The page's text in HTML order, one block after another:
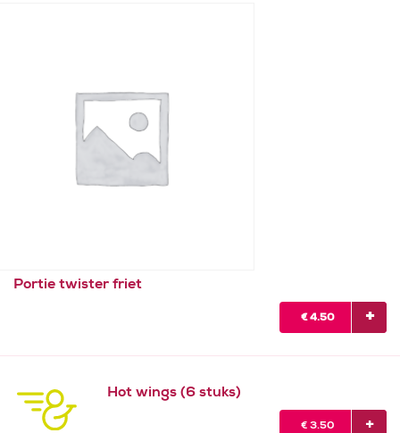
Portie twister friet
€4.50
Hot wings (6 stuks)
€ 3.50